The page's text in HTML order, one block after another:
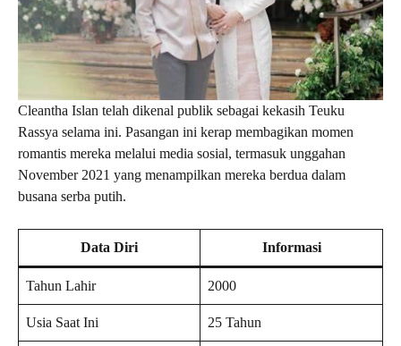
Cleantha Islan telah dikenal publik sebagai kekasih Teuku
Rassya selama ini. Pasangan ini kerap membagikan momen
romantis mereka melalui media sosial, termasuk unggahan
November 2021 yang menampilkan mereka berdua dalam
busana serba putih.
Data Diri Informasi
Tahun Lahir 2000
Usia Saat Ini 25 Tahun